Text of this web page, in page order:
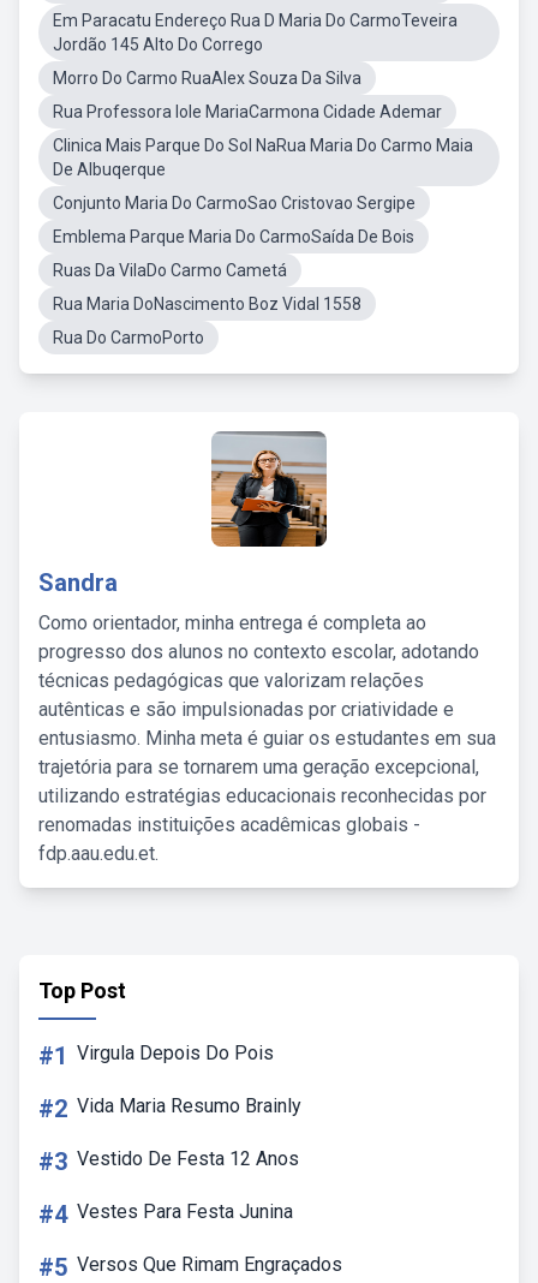
Em Paracatu Endereço Rua D Maria Do CarmoTeveira
Jordão 145 Alto Do Corrego
Morro Do Carmo RuaAlex Souza Da Silva
Rua Professora Iole MariaCarmona Cidade Ademar
Clinica Mais Parque Do Sol NaRua Maria Do Carmo Maia
De Albuqerque
Conjunto Maria Do CarmoSao Cristovao Sergipe
Emblema Parque Maria Do CarmoSaída De Bois
Ruas Da VilaDo Carmo Cametá
Rua Maria DoNascimento Boz Vidal 1558
Rua Do CarmoPorto
Sandra
Como orientador, minha entrega é completa ao
progresso dos alunos no contexto escolar, adotando
técnicas pedagógicas que valorizam relações
autênticas e são impulsionadas por criatividade e
entusiasmo. Minha meta é guiar os estudantes em sua
trajetória para se tornarem uma geração excepcional,
utilizando estratégias educacionais reconhecidas por
renomadas instituições acadêmicas globais -
fdp.aau.edu.et.
Top Post
#1 Virgula Depois Do Pois
#2 Vida Maria Resumo Brainly
#3 Vestido De Festa 12 Anos
#4 Vestes Para Festa Junina
#5 Versos Que Rimam Engraçados